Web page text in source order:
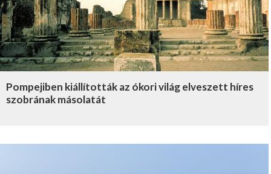
Pompejiben kiállították az ókori világ elveszett híres
szobrának másolatát